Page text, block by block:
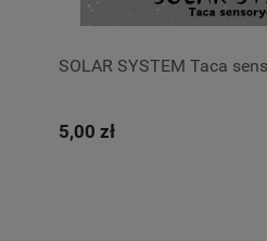
SOLAR SYSTEM Taca
5,00 zł